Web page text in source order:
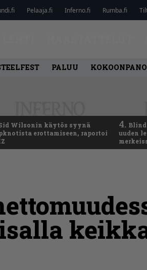
Pelaaja.fi Inferno.fi Rumba.fi
PALUU
Wilsonin käytös syynä
erottamiseen, raportoi
4.
uuden